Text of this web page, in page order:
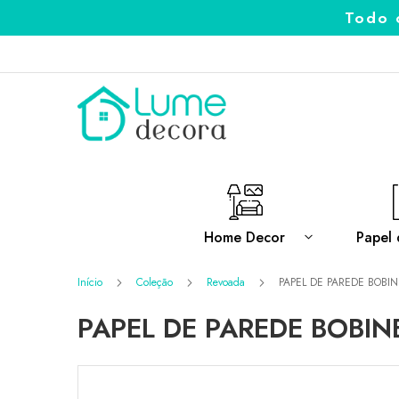
Todo
conteúdo
Home Decor Papel
Início Coleção Revoada PAPEL DE PAREDE
PAPEL DE PAREDE